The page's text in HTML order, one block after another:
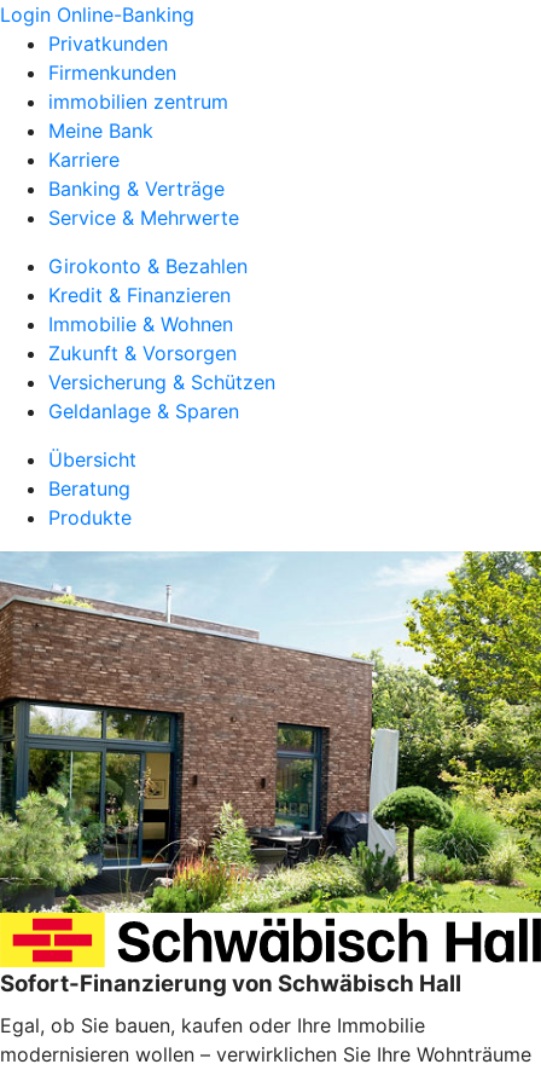
Login Online-Banking
Privatkunden
Firmenkunden
immobilien zentrum
Meine Bank
Karriere
Banking & Verträge
Service & Mehrwerte
Girokonto & Bezahlen
Kredit & Finanzieren
Immobilie & Wohnen
Zukunft & Vorsorgen
Versicherung & Schützen
Geldanlage & Sparen
Übersicht
Beratung
Produkte
Sofort-Finanzierung von Schwäbisch Hall
Egal, ob Sie bauen, kaufen oder Ihre Immobilie
modernisieren wollen – verwirklichen Sie Ihre Wohnträume